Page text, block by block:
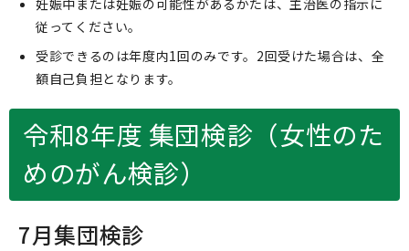
妊娠中または妊娠の可能性があるかたは、主治医の指示に
従ってください。
受診できるのは年度内1回のみです。2回受けた場合は、全
額自己負担となります。
令和8年度 集団検診（女性のた
めのがん検診）
7月集団検診